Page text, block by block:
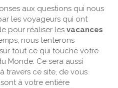
aux questions qui nous
les voyageurs qui ont
pour réaliser les vacances
nous tenterons
tout ce qui touche votre
Monde. Ce sera aussi
travers ce site, de vous
à votre entière